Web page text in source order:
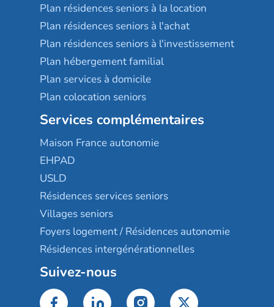
Plan résidences seniors à la location
Plan résidences seniors à l'achat
Plan résidences seniors à l'investissement
Plan hébergement familial
Plan services à domicile
Plan colocation seniors
Services complémentaires
Maison France autonomie
EHPAD
USLD
Résidences services seniors
Villages seniors
Foyers logement / Résidences autonomie
Résidences intergénérationnelles
Suivez-nous